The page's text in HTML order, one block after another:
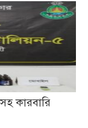
কারবারি